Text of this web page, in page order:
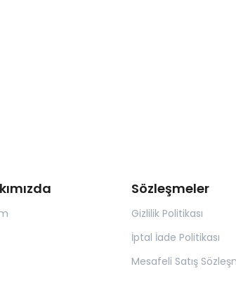
Sözleşmeler
Gizlilik Politikası
İptal İade Politikası
Mesafeli Satış